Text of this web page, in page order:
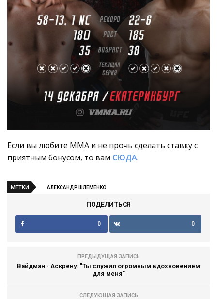
Если вы любите ММА и не прочь сделать ставку с
приятным бонусом, то вам СЮДА.
МЕТКИ АЛЕКСАНДР ШЛЕМЕНКО
ПОДЕЛИТЬСЯ
0 0
ПРЕДЫДУЩАЯ ЗАПИСЬ
Вайдман - Аскрену: "Ты служил огромным вдохновением
для меня"
СЛЕДУЮЩАЯ ЗАПИСЬ